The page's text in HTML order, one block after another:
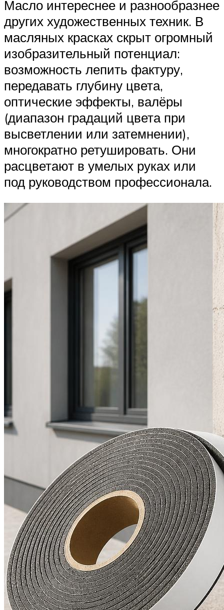
Масло интереснее и разнообразнее
других художественных техник. В
масляных красках скрыт огромный
изобразительный потенциал:
возможность лепить фактуру,
передавать глубину цвета,
оптические эффекты, валёры
(диапазон градаций цвета при
высветлении или затемнении),
многократно ретушировать. Они
расцветают в умелых руках или
под руководством профессионала.